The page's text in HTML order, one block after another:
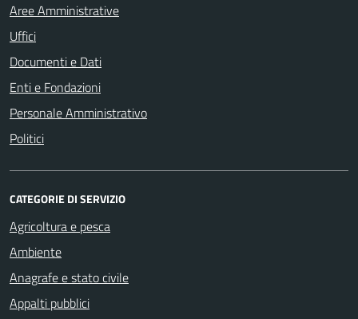
Aree Amministrative
Uffici
Documenti e Dati
Enti e Fondazioni
Personale Amministrativo
Politici
CATEGORIE DI SERVIZIO
Agricoltura e pesca
Ambiente
Anagrafe e stato civile
Appalti pubblici